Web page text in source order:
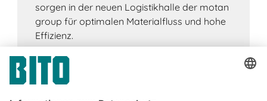
sorgen in der neuen Logistikhalle der motan
group für optimalen Materialfluss und hohe
Effizienz.